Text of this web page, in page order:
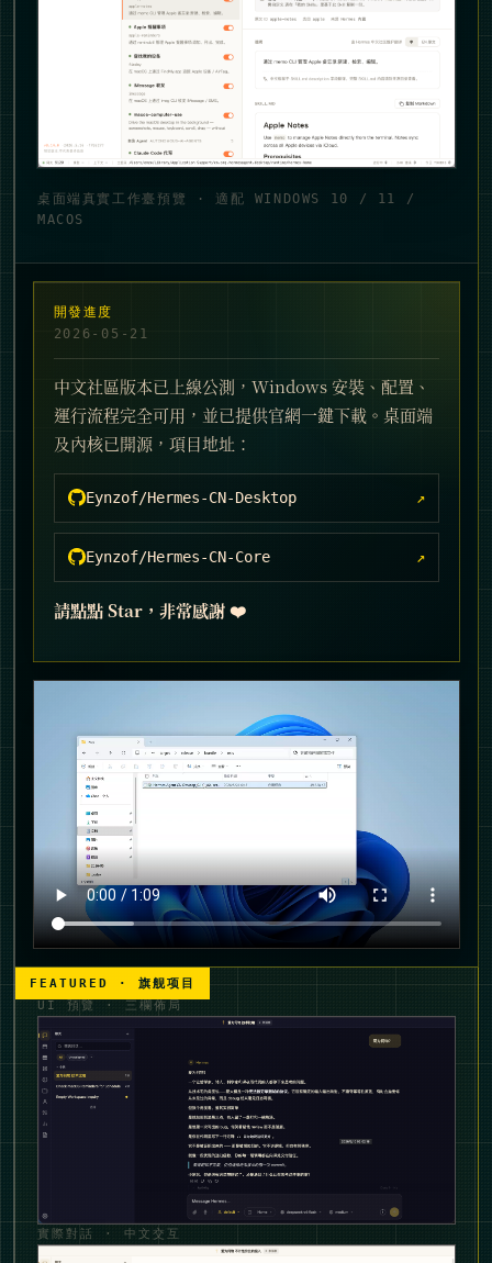
桌面端真實工作臺預覽 · 適配 WINDOWS 10 / 11 /
MACOS
開發進度
2026-05-21
中文社區版本已上線公測，Windows 安裝、配置、
運行流程完全可用，並已提供官網一鍵下載。桌面端
及內核已開源，項目地址：
Eynzof/Hermes-CN-Desktop
Eynzof/Hermes-CN-Core
請點點 Star，非常感謝 ❤️
UI 預覽 · 三欄佈局
實際對話 · 中文交互